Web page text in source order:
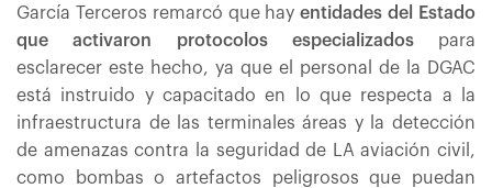
García Terceros remarcó que hayentidades del Estado
que activaron protocolos especializados para
esclarecer este hecho, ya que el personal de la DGAC
está instruido y capacitado en lo que respecta a la
infraestructura de las terminales áreas y la detección
de amenazas contra la seguridad de LA aviación civil,
como bombas o artefactos peligrosos que puedan